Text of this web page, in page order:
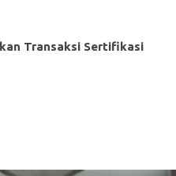
Transaksi Sertifikasi